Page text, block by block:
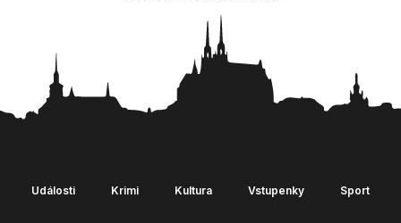
Události Krimi Kultura Vstupenky Sport